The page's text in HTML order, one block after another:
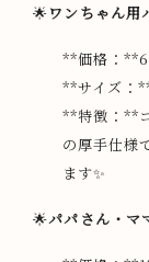
🌟ワンちゃん用
**価格：
**サイズ：
**特徴：**
の厚手仕様
ます✨
🌟パパさん・マ